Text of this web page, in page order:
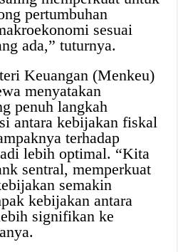
pertumbuhan
sesuai
ada,” tuturnya.‎
Keuangan (Menkeu)
menyatakan
penuh langkah
antara kebijakan fiskal
terhadap
lebih optimal.‎ “Kita
sentral, memperkuat
semakin
kebijakan antara
signifikan ke